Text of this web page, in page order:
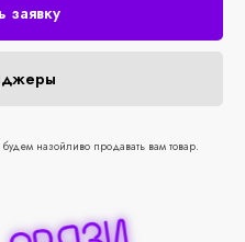
заявку
назойливо продавать вам товар.